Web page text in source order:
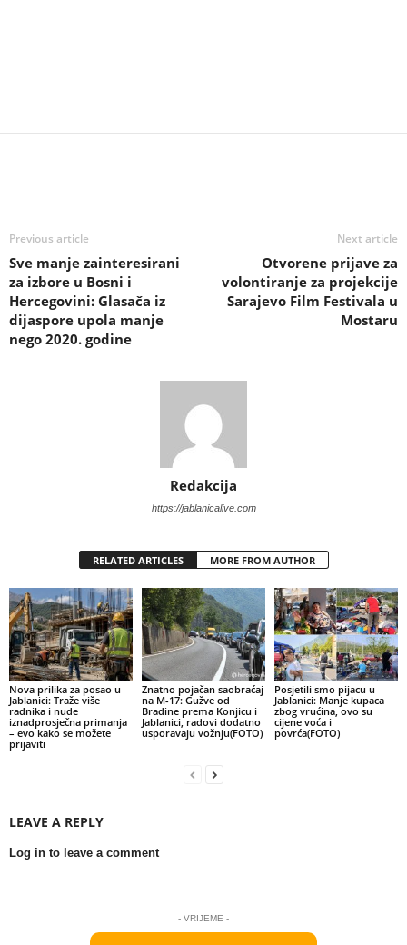
Previous article
Sve manje zainteresirani
za izbore u Bosni i
Hercegovini: Glasača iz
dijaspore upola manje
nego 2020. godine
Next article
Otvorene prijave za
volontiranje za projekcije
Sarajevo Film Festivala u
Mostaru
Redakcija
https://jablanicalive.com
RELATED ARTICLES MORE FROM AUTHOR
Nova prilika za posao u
Jablanici: Traže više
radnika i nude
iznadprosječna primanja
– evo kako se možete
prijaviti
Znatno pojačan saobraćaj
na M-17: Gužve od
Bradine prema Konjicu i
Jablanici, radovi dodatno
usporavaju vožnju(FOTO)
Posjetili smo pijacu u
Jablanici: Manje kupaca
zbog vrućina, ovo su
cijene voća i
povrća(FOTO)
LEAVE A REPLY
Log in to leave a comment
- VRIJEME -